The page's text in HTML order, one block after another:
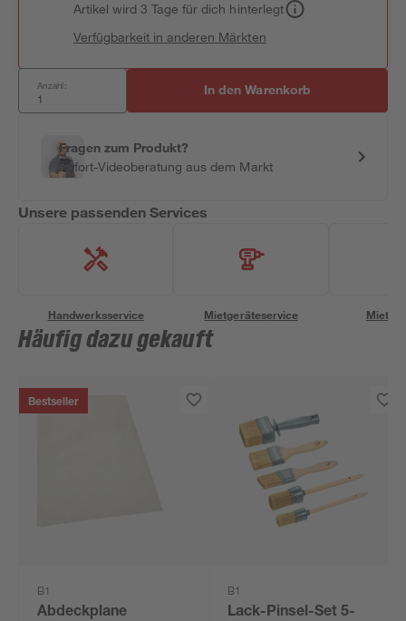
Artikel wird 3 Tage für dich hinterlegt
Verfügbarkeit in anderen Märkten
Anzahl: In den Warenkorb
Fragen zum Produkt?
Sofort-Videoberatung aus dem Markt
Unsere passenden Services
Handwerksservice Mietgeräteservice
Häufig dazu gekauft
Bestseller
B1
Abdeckplane
B1
Lack-Pinsel-Set 5-